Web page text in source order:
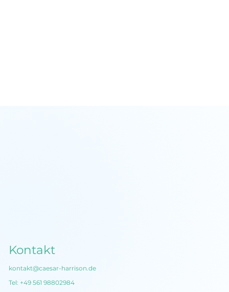
Kontakt
kontakt@caesar-harrison.de
Tel: +49 561 98802984